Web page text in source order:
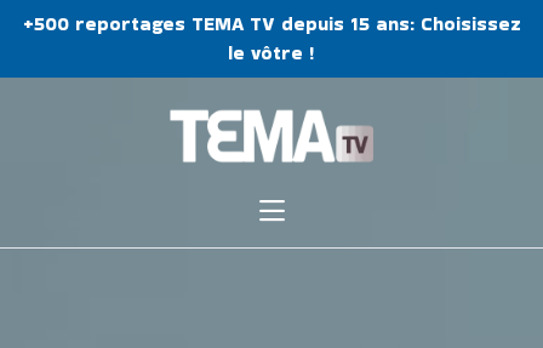
+500 reportages TEMA TV depuis 15 ans: Choisissez
le vôtre !